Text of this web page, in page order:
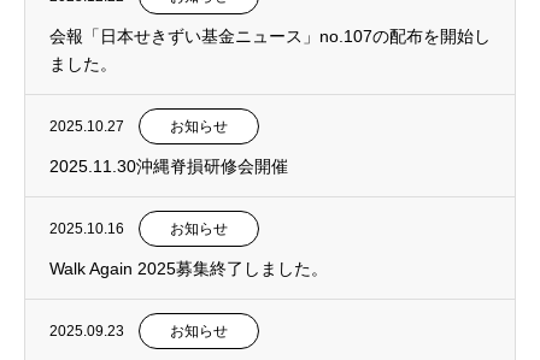
会報「日本せきずい基金ニュース」no.107の配布を開始し
ました。
2025.10.27 お知らせ
2025.11.30沖縄脊損研修会開催
2025.10.16 お知らせ
Walk Again 2025募集終了しました。
2025.09.23 お知らせ